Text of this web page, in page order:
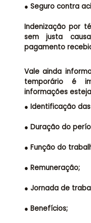
● Seguro contra
Indenização por
sem justa
pagamento
Vale ainda
temporário é
informações
● Identificação
● Duração do
● Função do
● Remuneração;
● Jornada de
● Benefícios;